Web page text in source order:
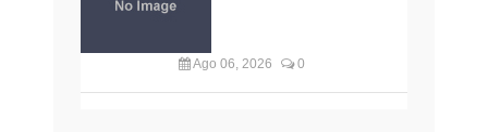
Ago 06, 2026 0